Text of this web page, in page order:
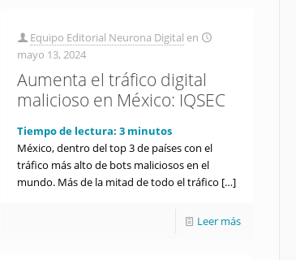
Equipo Editorial Neurona Digital en
mayo 13, 2024
Aumenta el tráfico digital
malicioso en México: IQSEC
Tiempo de lectura:3 minutos
México, dentro del top 3 de países con el
tráfico más alto de bots maliciosos en el
mundo. Más de la mitad de todo el tráfico […]
Leer más